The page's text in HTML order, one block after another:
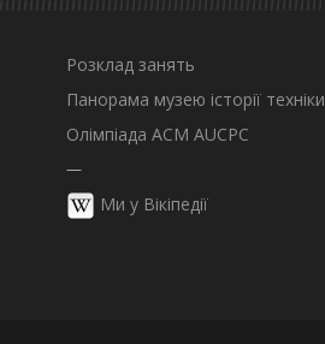
Розклад занять
Панорама музею історії техніки
Олімпіада ACM AUCPC
—
Ми у Вікіпедії